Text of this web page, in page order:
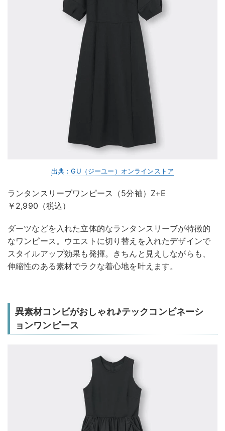
出典：GU（ジーユー）オンラインストア
ランタンスリーブワンピース（5分袖）Z+E
￥2,990（税込）
ダーツなどを入れた立体的なランタンスリーブが特徴的
なワンピース。ウエストに切り替えを入れたデザインで
スタイルアップ効果も発揮。きちんと見えしながらも、
伸縮性のある素材でラクな着心地を叶えます。
異素材コンビがおしゃれ♪テックコンビネーシ
ョンワンピース